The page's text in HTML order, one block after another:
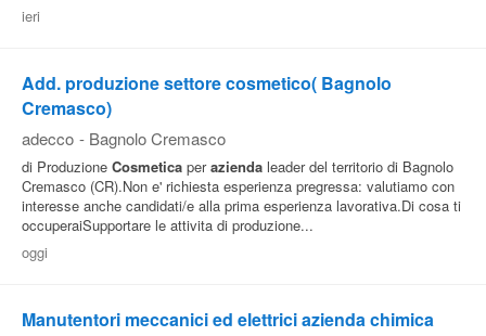
ieri
Add. produzione settore cosmetico( Bagnolo
Cremasco)
adecco - Bagnolo Cremasco
di Produzione Cosmetica perazienda leader del territorio di Bagnolo
Cremasco (CR).Non e' richiesta esperienza pregressa: valutiamo con
interesse anche candidati/e alla prima esperienza lavorativa.Di cosa ti
occuperaiSupportare le attivita di produzione...
oggi
Manutentori meccanici ed elettrici azienda chimica